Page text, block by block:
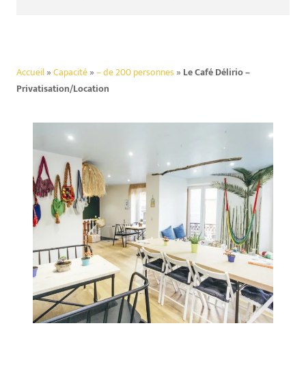
Accueil»Capacité»– de 200 personnes » Le Café Délirio –
Privatisation/Location